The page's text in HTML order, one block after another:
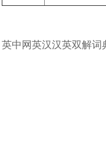
英中网英汉汉英双解词